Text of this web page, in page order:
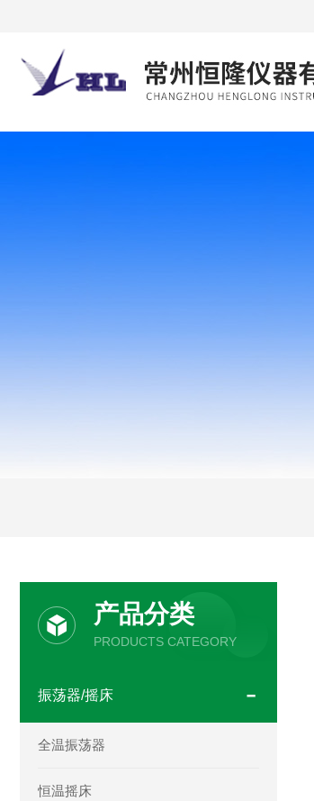
产品分类
PRODUCTS CATEGORY
振荡器/摇床
全温振荡器
恒温摇床